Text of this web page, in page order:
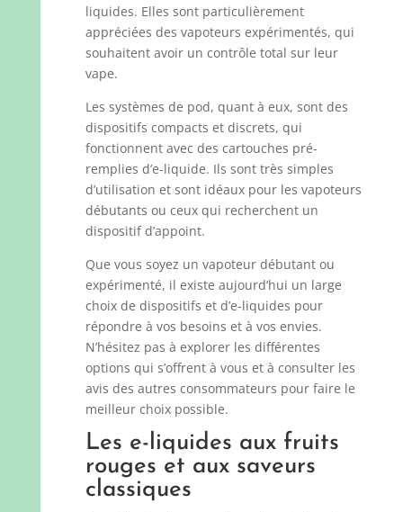
liquides. Elles sont particulièrement
appréciées des vapoteurs expérimentés, qui
souhaitent avoir un contrôle total sur leur
vape.
Les systèmes de pod, quant à eux, sont des
dispositifs compacts et discrets, qui
fonctionnent avec des cartouches pré-
remplies d’e-liquide. Ils sont très simples
d’utilisation et sont idéaux pour les vapoteurs
débutants ou ceux qui recherchent un
dispositif d’appoint.
Que vous soyez un vapoteur débutant ou
expérimenté, il existe aujourd’hui un large
choix de dispositifs et d’e-liquides pour
répondre à vos besoins et à vos envies.
N’hésitez pas à explorer les différentes
options qui s’offrent à vous et à consulter les
avis des autres consommateurs pour faire le
meilleur choix possible.
Les e-liquides aux fruits
rouges et aux saveurs
classiques